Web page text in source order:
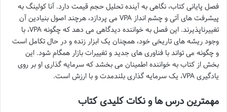
فصل پایانی کتاب، نگاهی به آینده تحلیل حجم قیمت دارد. آنا کولینگ به
پیشرفت های آتی و چشم انداز VPA می پردازد، هرچند اصول بنیادین آن
تغییرناپذیرند. این فصل به خواننده دیدگاهی می دهد که چگونه VPA، با
وجود ریشه های تاریخی خود، همچنان یک ابزار زنده و در حال تکامل است
و چگونه می تواند با فناوری های جدید و تغییرات بازار همگام شود. این
بخش از کتاب به خواننده اطمینان می بخشد که سرمایه گذاری او بر روی
یادگیری VPA، یک سرمایه گذاری بلندمدت و با ارزش است.
مهمترین درس ها و نکات کلیدی کتاب